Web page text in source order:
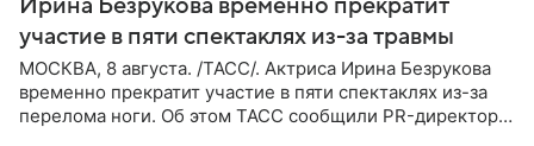
Ирина Безрукова временно прекратит
участие в пяти спектаклях из-за травмы
МОСКВА, 8 августа. /ТАСС/. Актриса Ирина Безрукова
временно прекратит участие в пяти спектаклях из-за
перелома ноги. Об этом ТАСС сообщили PR-директор